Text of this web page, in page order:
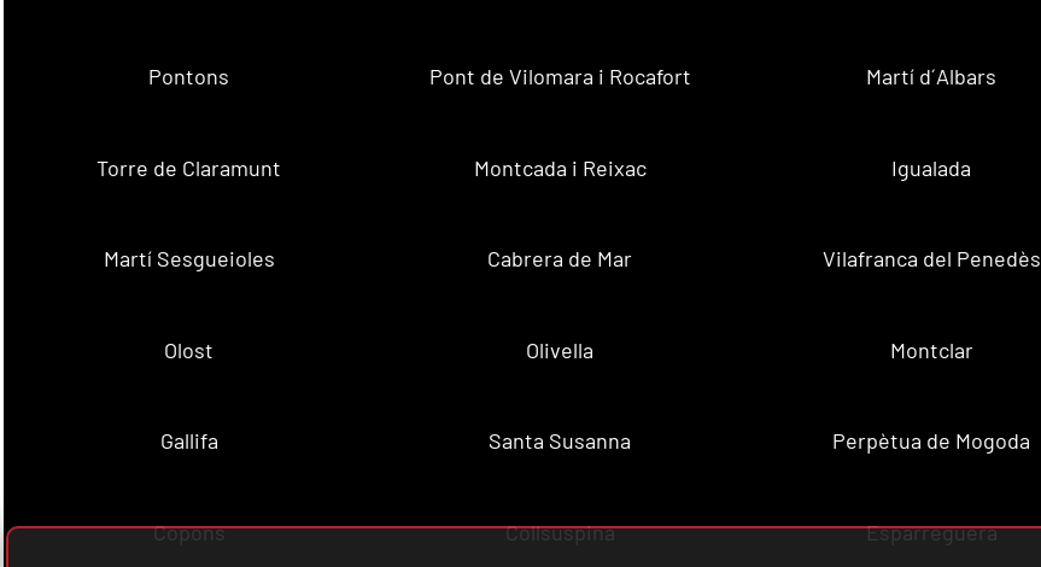
Pontons Pont de Vilomara i Rocafort Martí d´Albars
Torre de Claramunt Montcada i Reixac Igualada
Martí Sesgueioles Cabrera de Mar Vilafranca del Penedès
Olost Olivella Montclar
Gallifa Santa Susanna Perpètua de Mogoda
Copons Collsuspina Esparreguera